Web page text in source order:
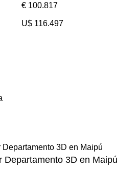
€ 100.817
U$ 116.497
Departamento 3D en Maipú